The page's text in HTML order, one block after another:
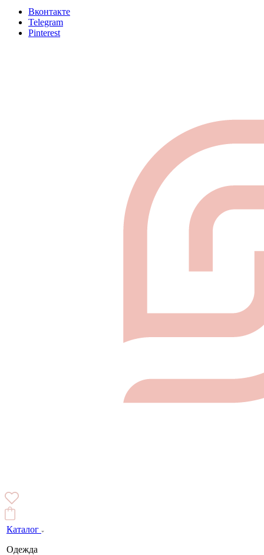
Вконтакте
Telegram
Pinterest
Каталог
Одежда